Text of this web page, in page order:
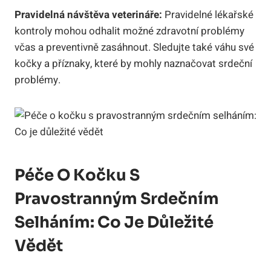
Pravidelná návštěva veterináře: Pravidelné lékařské
kontroly mohou odhalit možné zdravotní problémy
včas a preventivně zasáhnout. Sledujte také váhu své
kočky a příznaky, které by mohly naznačovat srdeční
problémy.
Péče O Kočku S
Pravostranným Srdečním
Selháním: Co Je Důležité
Vědět